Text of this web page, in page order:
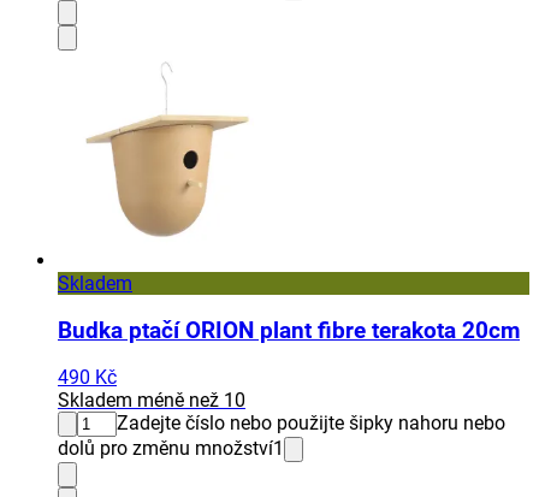
Skladem
Budka ptačí ORION plant fibre terakota 20cm
490 Kč
Skladem méně než 10
Zadejte číslo nebo použijte šipky nahoru nebo
dolů pro změnu množství1